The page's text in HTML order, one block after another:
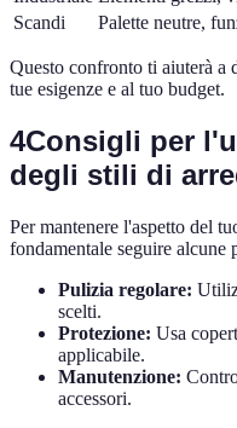
Scandi
Palette neutre,
Questo confronto ti aiuterà a
tue esigenze e al tuo budget.
4Consigli per
degli stili di
Per mantenere l'aspetto del
fondamentale seguire alcune
Pulizia regolare:
scelti.
Protezione: Usa
applicabile.
Manutenzione:
accessori.